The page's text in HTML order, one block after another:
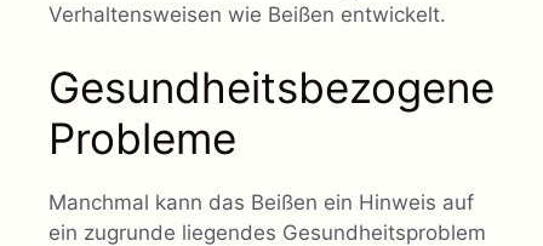
Verhaltensweisen wie Beißen entwickelt.
Gesundheitsbezogene
Probleme
Manchmal kann das Beißen ein Hinweis auf
ein zugrunde liegendes Gesundheitsproblem